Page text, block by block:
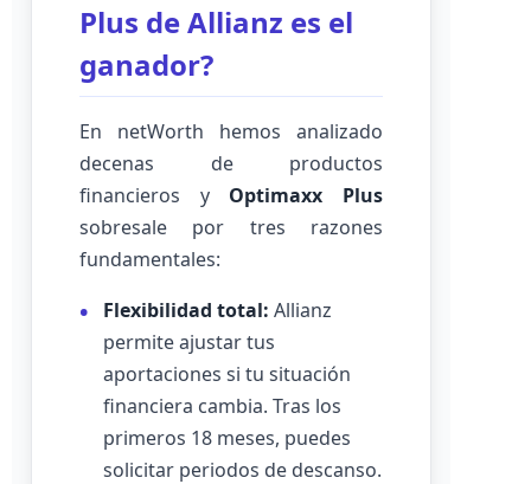
Plus de Allianz es el
ganador?
En netWorth hemos analizado
decenas de productos
financieros y Optimaxx Plus
sobresale por tres razones
fundamentales:
Flexibilidad total: Allianz
permite ajustar tus
aportaciones si tu situación
financiera cambia. Tras los
primeros 18 meses, puedes
solicitar periodos de descanso.